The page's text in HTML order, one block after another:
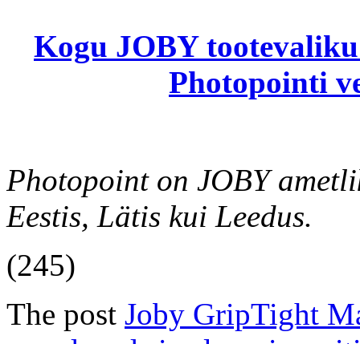
Kogu JOBY
Photopointi
Photopoint on JOBY
Eestis, Lätis kui Leedus.
(245)
The post Joby GripTight